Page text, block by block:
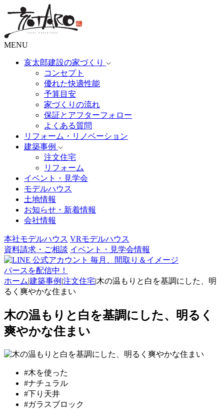
MENU
亥太郎建設の家づくり
コンセプト
優れた快適性能
予算目安
家づくりの流れ
保証とアフターフォロー
よくある質問
リフォーム・リノベーション
建築事例
注文住宅
リフォーム
イベント・見学会
モデルハウス
土地情報
お知らせ・新着情報
会社情報
本社モデルハウス VRモデルハウス
資料請求・ご相談 イベント・見学会情報
毎月、間取り＆イメージ
パースを配信中！
ホーム|建築事例 |注文住宅|木の温もりと白を基調にした、明
るく爽やかな住まい
木の温もりと白を基調にした、明るく
爽やかな住まい
#木を使った
#ナチュラル
#下り天井
#ガラスブロック